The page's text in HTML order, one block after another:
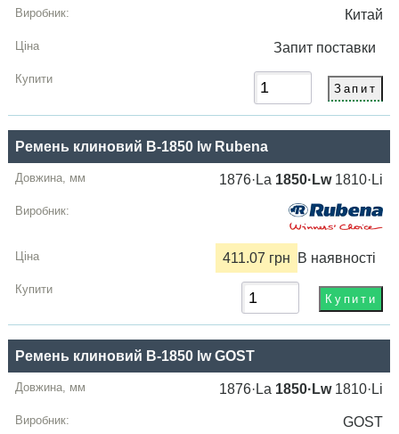
Китай
Запит поставки
Ремень клиновий B-1850 lw Rubena
1876·La 1850·Lw1810·Li
411.07 грн В наявності
Ремень клиновий B-1850 lw GOST
1876·La 1850·Lw1810·Li
GOST